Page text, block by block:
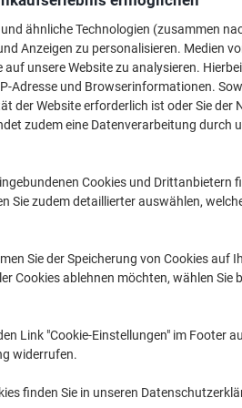
CHF 284.95 pro Stück
CHF 308.03 inkl. MwSt
Menge exkl. MwSt
1 CHF 309.95
3+ Stück CHF 284.95
Menge
Lieferinformationen
Haupteigenschaften
ähnliche Technologien (zusammen
Anzeigen zu personalisieren. Medien
unsere Website zu analysieren.
Adresse und Browserinformationen.
der Website erforderlich ist oder Sie der
zudem eine Datenverarbeitung durch
Cookies und Drittanbietern
Sie zudem detaillierter auswählen,
Sie der Speicherung von Cookies auf
Cookies ablehnen möchten, wählen Sie
Link "Cookie-Einstellungen" im Footer
widerrufen.
finden Sie in unseren